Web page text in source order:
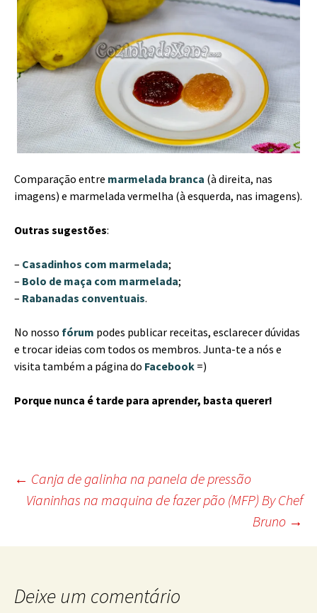
Comparação entre marmelada branca (à direita, nas
imagens) e marmelada vermelha (à esquerda, nas imagens).
Outras sugestões:
– Casadinhos com marmelada;
– Bolo de maça com marmelada;
– Rabanadas conventuais.
No nosso fórum podes publicar receitas, esclarecer dúvidas
e trocar ideias com todos os membros. Junta-te a nós e
visita também a página do Facebook =)
Porque nunca é tarde para aprender, basta querer!
Post
navigation
← Canja de galinha na panela de pressão
Vianinhas na maquina de fazer pão (MFP) By Chef
Bruno →
Deixe um comentário